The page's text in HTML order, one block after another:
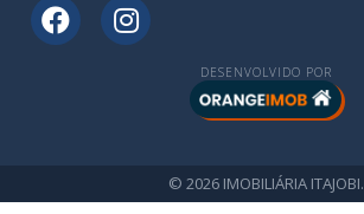
DESENVOLVIDO POR
© 2026 IMOBILIÁRIA ITAJOBI.